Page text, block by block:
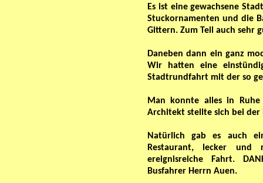
Es ist eine gewachsene
Stuckornamenten und die
Gittern. Zum Teil auch sehr
Daneben dann ein ganz
Wir hatten eine
Stadtrundfahrt mit der so
Man konnte alles in
Architekt stellte sich bei der
Natürlich gab es auch
Restaurant, lecker und
ereignisreiche Fahrt.
Busfahrer Herrn Auen.